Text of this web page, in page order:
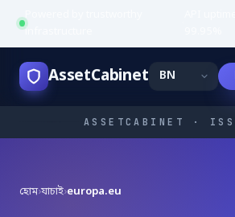
Powered by trustworthy
infrastructure
AssetCabinet
ASSETCABINET ·
হোম›যাচাই›europa.eu